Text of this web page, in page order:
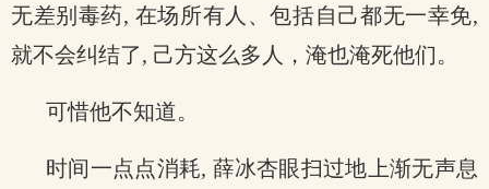
无差别毒药, 在场所有人、包括自己都无一幸免,
就不会纠结了, 己方这么多人，淹也淹死他们。
可惜他不知道。
时间一点点消耗, 薛冰杏眼扫过地上渐无声息